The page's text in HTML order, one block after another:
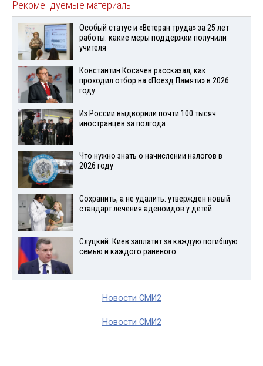
Рекомендуемые материалы
Особый статус и «Ветеран труда» за 25 лет
работы: какие меры поддержки получили
учителя
Константин Косачев рассказал, как
проходил отбор на «Поезд Памяти» в 2026
году
Из России выдворили почти 100 тысяч
иностранцев за полгода
Что нужно знать о начислении налогов в
2026 году
Сохранить, а не удалить: утвержден новый
стандарт лечения аденоидов у детей
Слуцкий: Киев заплатит за каждую погибшую
семью и каждого раненого
Новости СМИ2
Новости СМИ2